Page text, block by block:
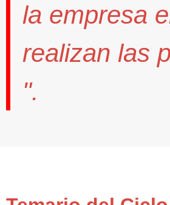
la empresa
realizan las
".